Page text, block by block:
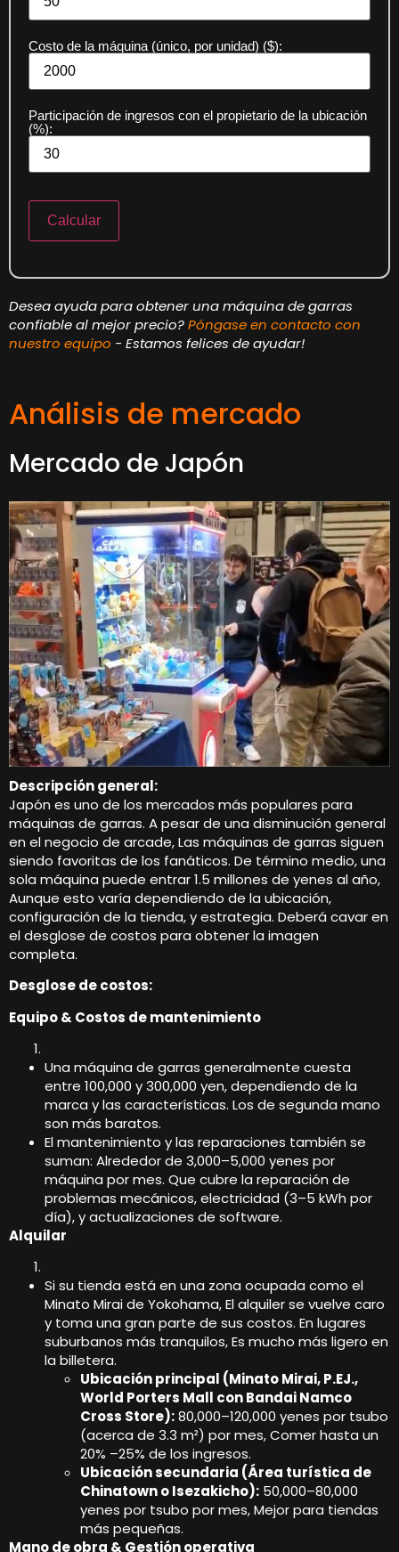
Costo de la máquina (único, por unidad) ($):
Participación de ingresos con el propietario de la ubicación
(%):
Calcular
Desea ayuda para obtener una máquina de garras
confiable al mejor precio?Póngase en contacto con
nuestro equipo - Estamos felices de ayudar!
Análisis de mercado
Mercado de Japón
Descripción general:
Japón es uno de los mercados más populares para
máquinas de garras. A pesar de una disminución general
en el negocio de arcade, Las máquinas de garras siguen
siendo favoritas de los fanáticos. De término medio, una
sola máquina puede entrar 1.5 millones de yenes al año,
Aunque esto varía dependiendo de la ubicación,
configuración de la tienda, y estrategia. Deberá cavar en
el desglose de costos para obtener la imagen
completa.
Desglose de costos:
Equipo & Costos de mantenimiento
Una máquina de garras generalmente cuesta
entre 100,000 y 300,000 yen, dependiendo de la
marca y las características. Los de segunda mano
son más baratos.
El mantenimiento y las reparaciones también se
suman: Alrededor de 3,000–5,000 yenes por
máquina por mes. Que cubre la reparación de
problemas mecánicos, electricidad (3–5 kWh por
día), y actualizaciones de software.
Alquilar
Si su tienda está en una zona ocupada como el
Minato Mirai de Yokohama, El alquiler se vuelve caro
y toma una gran parte de sus costos. En lugares
suburbanos más tranquilos, Es mucho más ligero en
la billetera.
Ubicación principal (Minato Mirai, P.EJ.,
World Porters Mall con Bandai Namco
Cross Store):80,000–120,000 yenes por tsubo
(acerca de 3.3 m²) por mes, Comer hasta un
20% –25% de los ingresos.
Ubicación secundaria (Área turística de
Chinatown o Isezakicho): 50,000–80,000
yenes por tsubo por mes, Mejor para tiendas
más pequeñas.
Mano de obra & Gestión operativa